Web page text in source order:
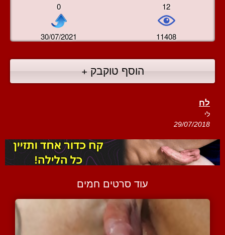
0 12
30/07/2021 11408
הוסף טוקבק +
לח
לי
29/07/2018
עוד סרטים חמים